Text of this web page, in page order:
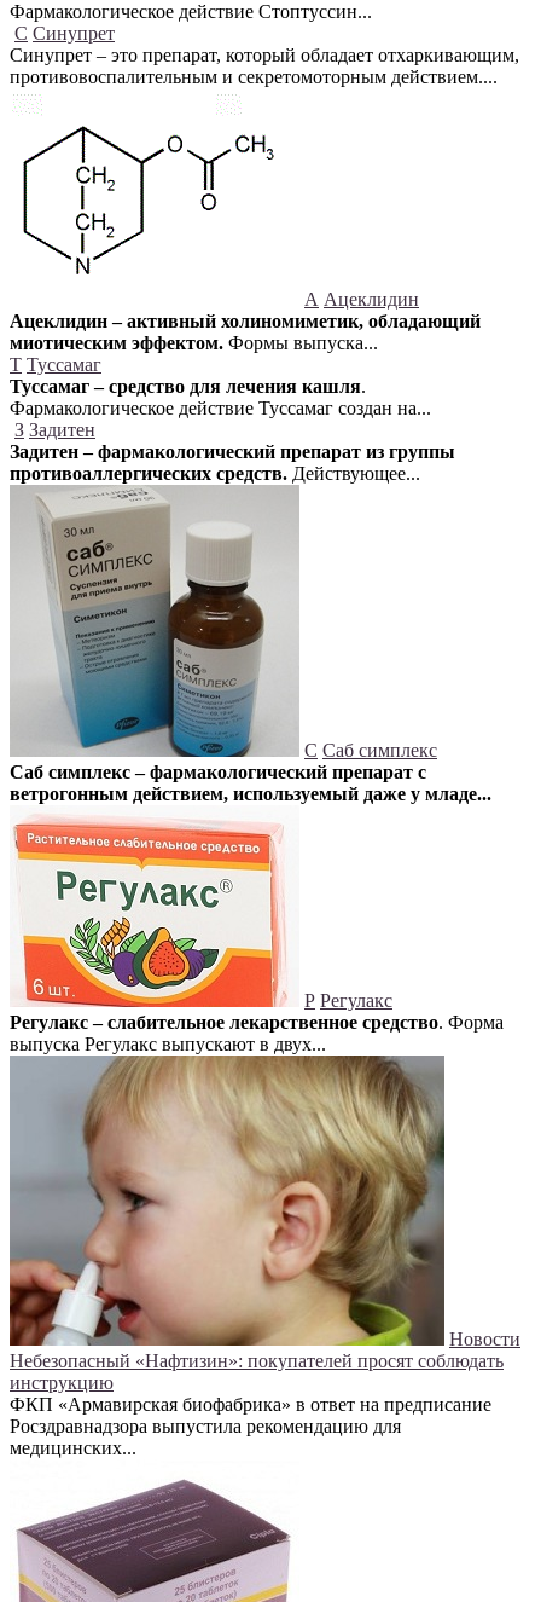
Фармакологическое действие Стоптуссин...
С Синупрет
Синупрет – это препарат, который обладает отхаркивающим,
противовоспалительным и секретомоторным действием....
А Ацеклидин
Ацеклидин – активный холиномиметик, обладающий
миотическим эффектом. Формы выпуска...
Т Туссамаг
Туссамаг – средство для лечения кашля.
Фармакологическое действие Туссамаг создан на...
З Задитен
Задитен – фармакологический препарат из группы
противоаллергических средств. Действующее...
С Саб симплекс
Саб симплекс – фармакологический препарат с
ветрогонным действием, используемый даже у младе...
Р Регулакс
Регулакс – слабительное лекарственное средство. Форма
выпуска Регулакс выпускают в двух...
Новости
Небезопасный «Нафтизин»: покупателей просят соблюдать
инструкцию
ФКП «Армавирская биофабрика» в ответ на предписание
Росздравнадзора выпустила рекомендацию для
медицинских...